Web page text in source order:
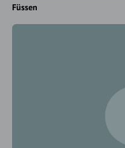
Füssen